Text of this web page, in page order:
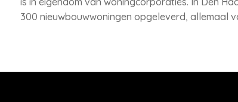
300 nieuwbouwwoningen opgeleverd, allemaal